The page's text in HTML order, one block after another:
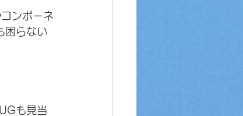
ンポーネ
困らない
も見当